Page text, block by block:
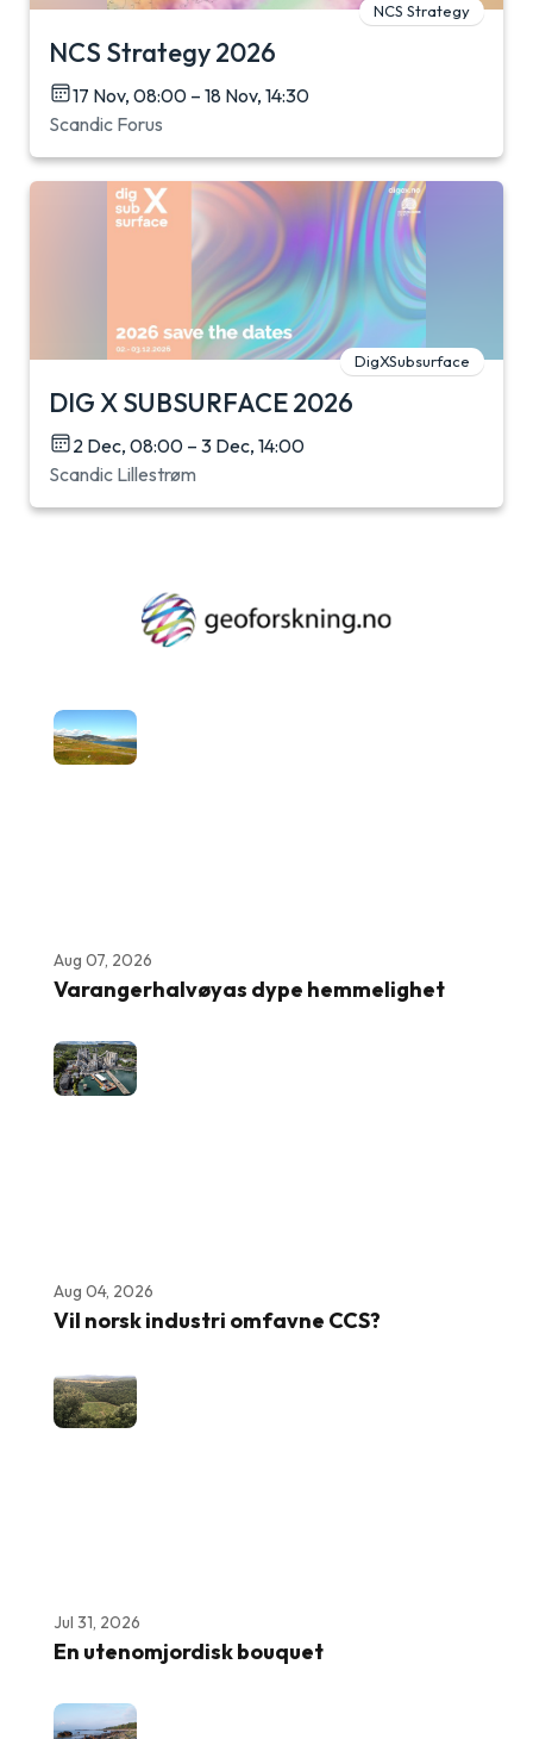
NCS Strategy
NCS Strategy 2026
17 Nov, 08:00 – 18 Nov, 14:30
Scandic Forus
DigXSubsurface
DIG X SUBSURFACE 2026
2 Dec, 08:00 – 3 Dec, 14:00
Scandic Lillestrøm
Aug 07, 2026
Varangerhalvøyas dype hemmelighet
Aug 04, 2026
Vil norsk industri omfavne CCS?
Jul 31, 2026
En utenomjordisk bouquet